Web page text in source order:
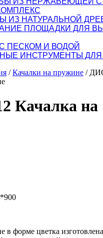
ИЗ НАТУРАЛЬНОЙ
ПЛОЩАДКИ ДЛЯ
ПЕСКОМ И ВОДОЙ
ИНСТРУМЕНТЫ ДЛЯ
/Качалки на пружине /
Качалка на
в форме цветка